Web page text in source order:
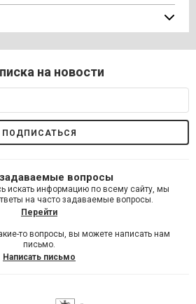
на новости
вопросы
искать информацию по всему сайту, мы
на часто задаваемые вопросы.
Перейти
то вопросы, вы можете написать нам
письмо.
Написать письмо